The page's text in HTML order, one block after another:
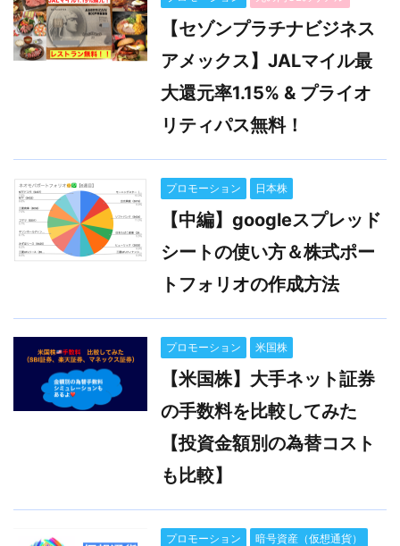
【セゾンプラチナビジネス
アメックス】JALマイル最
大還元率1.15% & プライオ
リティパス無料！
プロモーション 日本株
【中編】googleスプレッド
シートの使い方＆株式ポー
トフォリオの作成方法
プロモーション 米国株
【米国株】大手ネット証券
の手数料を比較してみた
【投資金額別の為替コスト
も比較】
プロモーション 暗号資産（仮想通貨）